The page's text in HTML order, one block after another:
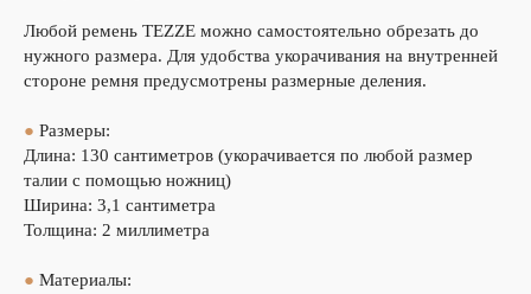
Любой ремень TEZZE можно самостоятельно обрезать до
нужного размера. Для удобства укорачивания на внутренней
стороне ремня предусмотрены размерные деления.
● Размеры:
Длина: 130 сантиметров (укорачивается по любой размер
талии с помощью ножниц)
Ширина: 3,1 сантиметра
Толщина: 2 миллиметра
● Материалы: